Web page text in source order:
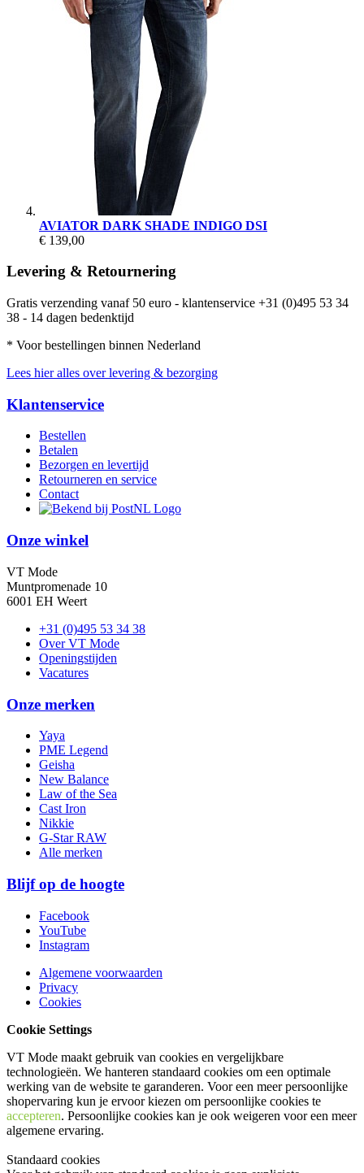
AVIATOR DARK SHADE INDIGO DSI
€ 139,00
Levering & Retournering
Gratis verzending vanaf 50 euro - klantenservice +31 (0)495 53 34
38 - 14 dagen bedenktijd
* Voor bestellingen binnen Nederland
Lees hier alles over levering & bezorging
Klantenservice
Bestellen
Betalen
Bezorgen en levertijd
Retourneren en service
Contact
Onze winkel
VT Mode
Muntpromenade 10
6001 EH Weert
+31 (0)495 53 34 38
Over VT Mode
Openingstijden
Vacatures
Onze merken
Yaya
PME Legend
Geisha
New Balance
Law of the Sea
Cast Iron
Nikkie
G-Star RAW
Alle merken
Blijf op de hoogte
Facebook
YouTube
Instagram
Algemene voorwaarden
Privacy
Cookies
Cookie Settings
VT Mode maakt gebruik van cookies en vergelijkbare
technologieën. We hanteren standaard cookies om een optimale
werking van de website te garanderen. Voor een meer persoonlijke
shopervaring kun je ervoor kiezen om persoonlijke cookies te
accepteren. Persoonlijke cookies kan je ook weigeren voor een meer
algemene ervaring.
Standaard cookies